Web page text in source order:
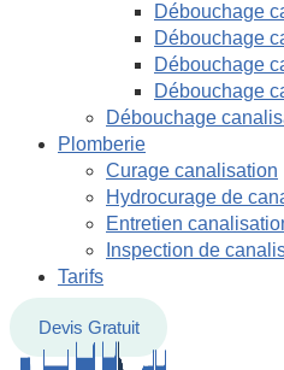
Débouchage
Débouchage
Débouchage
Débouchage
Débouchage
Plomberie
Curage canalisation
Hydrocurage de
Entretien
Inspection de
Tarifs
Devis Gratuit